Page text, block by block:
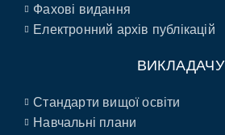
Фахові видання
Електронний архів публікацій
ВИКЛАДАЧУ
Стандарти вищої освіти
Навчальні плани